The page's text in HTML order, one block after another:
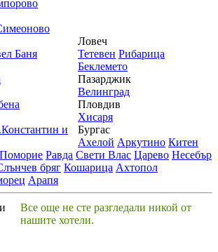
Баня
и
Ловеч
Тетевен Рибарица
Беклемето
Пазарджик
Велинград
Пловдив
Хисаря
Бургас
Ахелой Аркутино Китен
Поморие Равда Свети Влас Царево Несебър
бряг Кошарица Ахтопол
Арапя
Все още не сте разгледали никой от
нашите хотели.